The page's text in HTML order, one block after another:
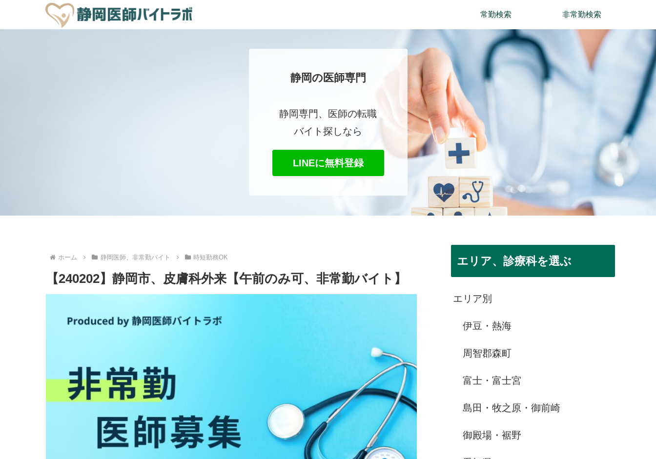
常勤検索 非常勤検索
静岡の医師専門
静岡専門、医師の転職
バイト探しなら
LINEに無料登録
ホーム 静岡医師、非常勤バイト 時短勤務OK
【240202】静岡市、皮膚科外来【午前のみ可、非常勤バイト】
エリア、診療科を選ぶ
エリア別
伊豆・熱海
周智郡森町
富士・富士宮
島田・牧之原・御前崎
御殿場・裾野